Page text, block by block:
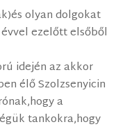
olyan dolgokat
ezelőtt elsőből
idején az akkor
élő Szolzsenyicin
a
tankokra,hogy